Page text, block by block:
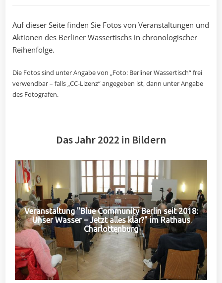
Auf dieser Seite finden Sie Fotos von Veranstaltungen und
Aktionen des Berliner Wassertischs in chronologischer
Reihenfolge.
Die Fotos sind unter Angabe von „Foto: Berliner Wassertisch“ frei
verwendbar – falls „CC-Lizenz“ angegeben ist, dann unter Angabe
des Fotografen.
Das Jahr 2022 in Bildern
Veranstaltung "Blue Community Berlin seit 2018:
Unser Wasser – Jetzt alles klar?" im Rathaus
Charlottenburg